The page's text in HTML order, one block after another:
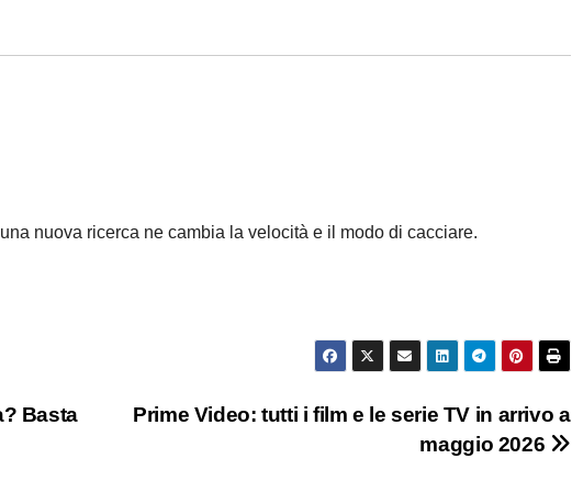
nuova ricerca ne cambia la velocità e il modo di cacciare.
Prime Video: tutti i film e le serie TV in arrivo a
maggio 2026
Basta